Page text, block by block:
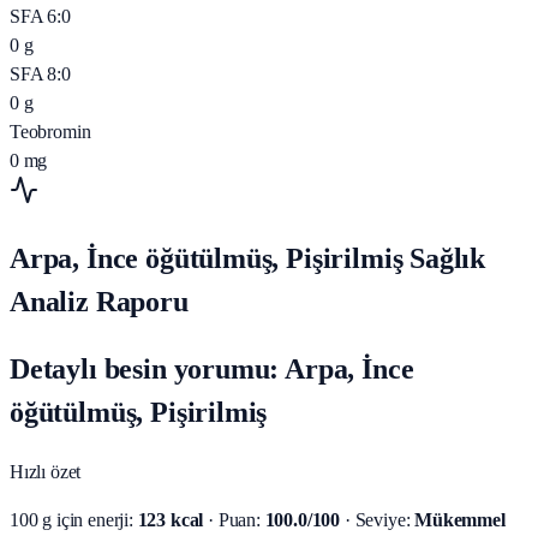
SFA 6:0
0 g
SFA 8:0
0 g
Teobromin
0 mg
Arpa, İnce öğütülmüş, Pişirilmiş Sağlık
Analiz Raporu
Detaylı besin yorumu: Arpa, İnce
öğütülmüş, Pişirilmiş
Hızlı özet
100 g için enerji: 123 kcal · Puan: 100.0/100 · Seviye: Mükemmel